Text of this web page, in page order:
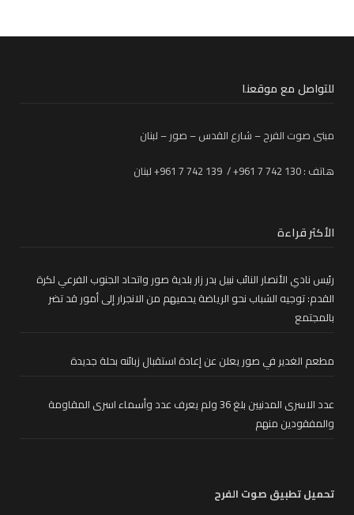
للتواصل مع موقعنا
مبنى صوت الفرح – شارع القدس – صور – لبنان
هاتف : 130 742 7 961+ / 139 742 7 961+ لبنان
الأكثر قراءة
رئيس نادي الأنصار النائب نبيل بدر زار بلدية صور واتحاد الجنوب الفرعي لكرة
القدم: توجيه الشباب نحو الرياضة يحميهم من الانجرار إلى أمور قد تضر
بالمجتمع
مطعم الغدير في صور يعلن عن إعادة استقبال زبائنه بحلة جديدة
عدد الاسرى المدنيين بلغ 36 ولم يعرف عدد وأسماء اسرى المقاومة
والمفقودين منهم
تحميل تطبيق صوت الفرح